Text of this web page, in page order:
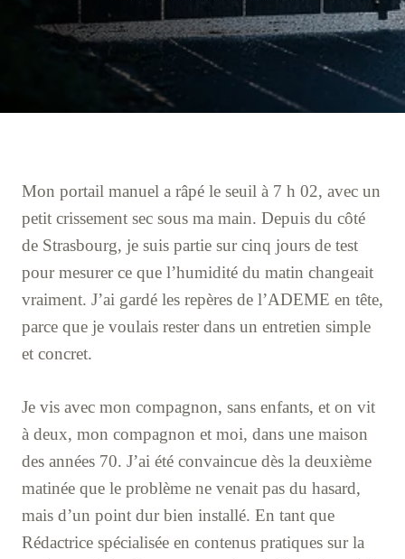
Mon portail manuel a râpé le seuil à 7 h 02, avec un
petit crissement sec sous ma main. Depuis du côté
de Strasbourg, je suis partie sur cinq jours de test
pour mesurer ce que l’humidité du matin changeait
vraiment. J’ai gardé les repères de l’ADEME en tête,
parce que je voulais rester dans un entretien simple
et concret.
Je vis avec mon compagnon, sans enfants, et on vit
à deux, mon compagnon et moi, dans une maison
des années 70. J’ai été convaincue dès la deuxième
matinée que le problème ne venait pas du hasard,
mais d’un point dur bien installé. En tant que
Rédactrice spécialisée en contenus pratiques sur la